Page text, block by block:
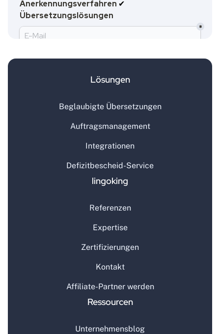
Lösungen
Beglaubigte Übersetzungen
Auftragsmanagement
Integrationen
Defizitbescheid-Service
lingoking
Referenzen
Expertise
Zertifizierungen
Kontakt
Affiliate-Partner werden
Ressourcen
Unternehmensblog